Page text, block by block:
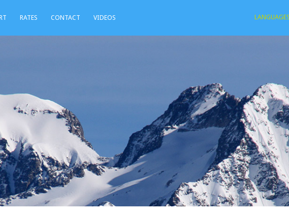
RATES CONTACT VIDEOS LANGUAGES